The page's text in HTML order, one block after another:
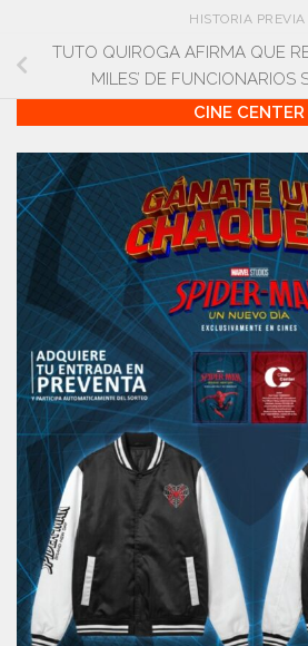
HISTORIA PREVIA
TUTO QUIROGA AFIRMA QUE
MILES’ DE FUNCIONARIOS
CINE CENTER